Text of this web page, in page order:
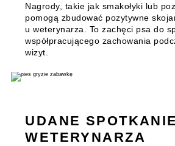
Nagrody, takie jak smakołyki lub
pomogą zbudować pozytywne
u weterynarza. To zachęci psa do
współpracującego zachowania
wizyt.
UDANE
WETERYNARZA